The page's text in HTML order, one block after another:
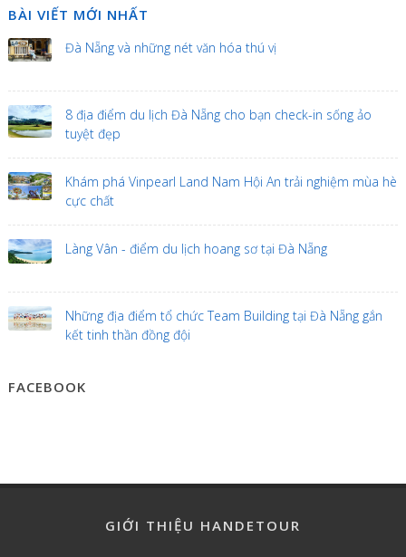
BÀI VIẾT MỚI NHẤT
Đà Nẵng và những nét văn hóa thú vị
8 địa điểm du lịch Đà Nẵng cho bạn check-in sống ảo
tuyệt đẹp
Khám phá Vinpearl Land Nam Hội An trải nghiệm mùa hè
cực chất
Làng Vân - điểm du lịch hoang sơ tại Đà Nẵng
Những địa điểm tổ chức Team Building tại Đà Nẵng gắn
kết tinh thần đồng đội
FACEBOOK
GIỚI THIỆU HANDETOUR